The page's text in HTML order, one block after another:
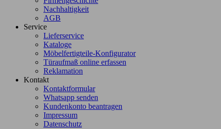
Nachhaltigkeit
AGB
Service
Lieferservice
Kataloge
Möbelfertigteile-Konfigurator
Türaufmaß online erfassen
Reklamation
Kontakt
Kontaktformular
Whatsapp senden
Kundenkonto beantragen
Impressum
Datenschutz